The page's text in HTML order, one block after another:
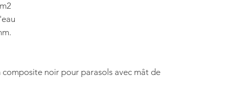
noir pour parasols avec mât de